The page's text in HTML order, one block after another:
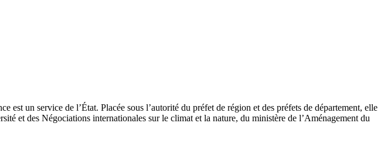
un service de l’État. Placée sous l’autorité du préfet de région et des préfets de département, elle
et des Négociations internationales sur le climat et la nature, du ministère de l’Aménagement du